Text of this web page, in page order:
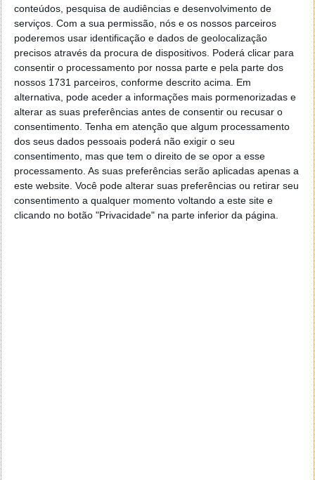
conteúdos, pesquisa de audiências e desenvolvimento de
serviços. Com a sua permissão, nós e os nossos parceiros
poderemos usar identificação e dados de geolocalização
precisos através da procura de dispositivos. Poderá clicar para
consentir o processamento por nossa parte e pela parte dos
nossos 1731 parceiros, conforme descrito acima. Em
alternativa, pode aceder a informações mais pormenorizadas e
alterar as suas preferências antes de consentir ou recusar o
consentimento. Tenha em atenção que algum processamento
dos seus dados pessoais poderá não exigir o seu
consentimento, mas que tem o direito de se opor a esse
processamento. As suas preferências serão aplicadas apenas a
este website. Você pode alterar suas preferências ou retirar seu
consentimento a qualquer momento voltando a este site e
clicando no botão "Privacidade" na parte inferior da página.